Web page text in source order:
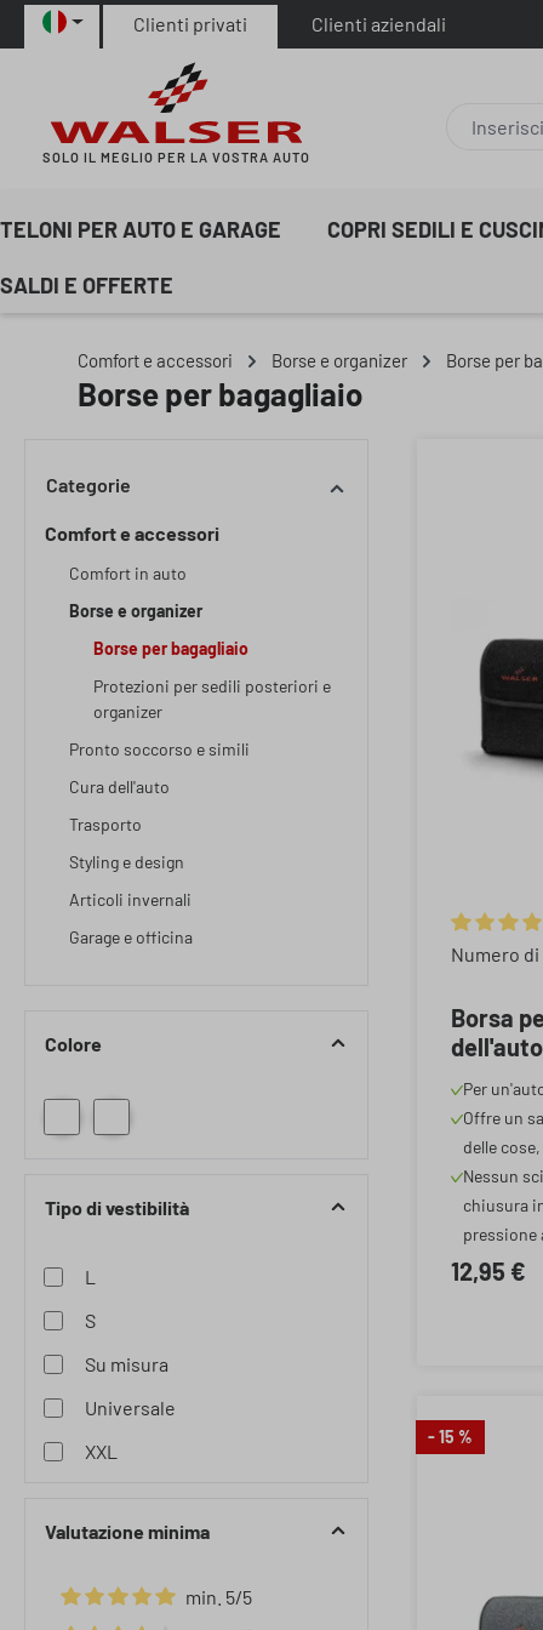
al contenuto principale
Salta alla ricerca
Passa alla navigazione principale
Clienti privati Clienti aziendali
SOLO IL MEGLIO PER LA VOSTRA AUTO
TELONI PER AUTO E GARAGE COPRI SEDILI E
SALDI E OFFERTE
Comfort e accessori Borse e organizer Borse per
Borse per bagagliaio
Categorie
Comfort e accessori
Comfort in auto
Borse e organizer
Borse per bagagliaio
Protezioni per sedili posteriori e
organizer
Pronto soccorso e simili
Cura dell'auto
Trasporto
Styling e design
Articoli invernali
Garage e officina
Colore
Tipo di vestibilità
L
S
Su misura
Universale
XXL
Valutazione minima
min. 5/5
Numero
Borsa
borsa
nero
Per
Offre un
delle
Nessun
chiusura
pressione
12,95 €
- 15 %